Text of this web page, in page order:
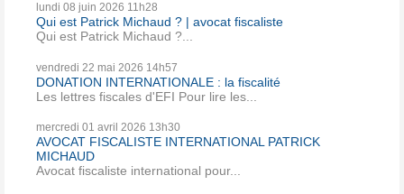
lundi 08 juin 2026 11h28
Qui est Patrick Michaud ? | avocat fiscaliste
Qui est Patrick Michaud ?...
vendredi 22 mai 2026 14h57
DONATION INTERNATIONALE : la fiscalité
Les lettres fiscales d'EFI Pour lire les...
mercredi 01 avril 2026 13h30
AVOCAT FISCALISTE INTERNATIONAL PATRICK
MICHAUD
Avocat fiscaliste international pour...